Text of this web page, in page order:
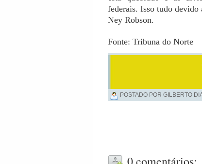
federais. Isso tudo devido
Ney Robson.
Fonte: Tribuna do Norte
POSTADO POR GILBERTO
0 comentários: